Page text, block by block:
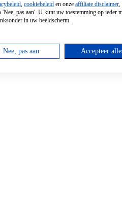
, cookiebeleid en onze affiliate disclaimer,
pas aan'. U kunt uw toestemming op ieder
in uw beeldscherm.
Nee, pas aan Accepteer